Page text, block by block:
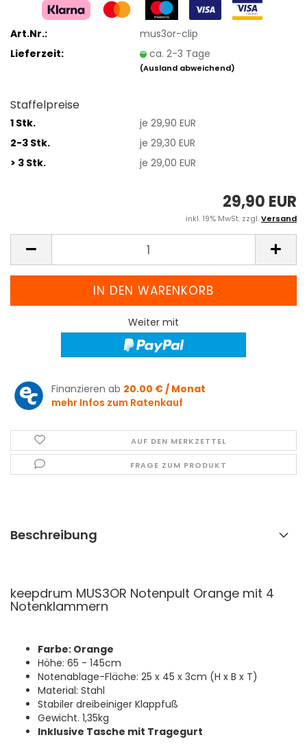
Art.Nr.:
mus3or-clip
Lieferzeit:
ca. 2-3 Tage
(Ausland abweichend)
Staffelpreise
1 Stk.
je 29,90 EUR
2-3 Stk.
je 29,30 EUR
> 3 Stk.
je 29,00 EUR
29,90 EUR
inkl. 19% MwSt. zzgl.Versand
Weiter mit
Finanzieren ab 20.00 € / Monat
mehr Infos zum Ratenkauf
AUF DEN MERKZETTEL
FRAGE ZUM PRODUKT
Beschreibung
keepdrum MUS3OR Notenpult Orange mit 4
Notenklammern
Farbe: Orange
Höhe: 65 - 145cm
Notenablage-Fläche: 25 x 45 x 3cm (H x B x T)
Material: Stahl
Stabiler dreibeiniger Klappfuß
Gewicht. 1,35kg
Inklusive Tasche mit Tragegurt